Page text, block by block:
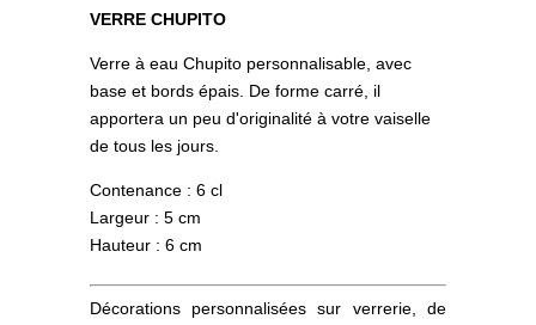
VERRE CHUPITO
Verre à eau Chupito personnalisable, avec
base et bords épais. De forme carré, il
apportera un peu d'originalité à votre vaiselle
de tous les jours.
Contenance : 6 cl
Largeur : 5 cm
Hauteur : 6 cm
Décorations personnalisées sur verrerie, de